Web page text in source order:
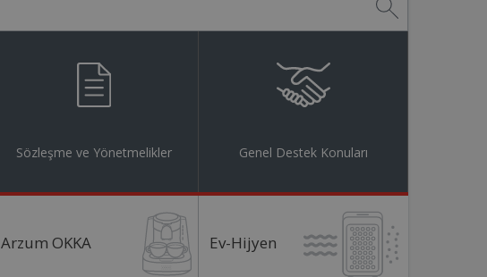
Sözleşme ve Yönetmelikler Genel Destek Konuları
Arzum OKKA Ev-Hijyen